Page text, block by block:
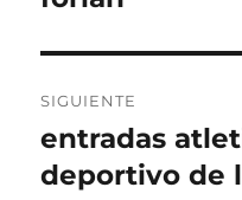
SIGUIENTE
Entrada
siguiente:
entradas
deportivo de